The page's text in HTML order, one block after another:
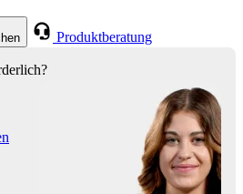
Produktberatung